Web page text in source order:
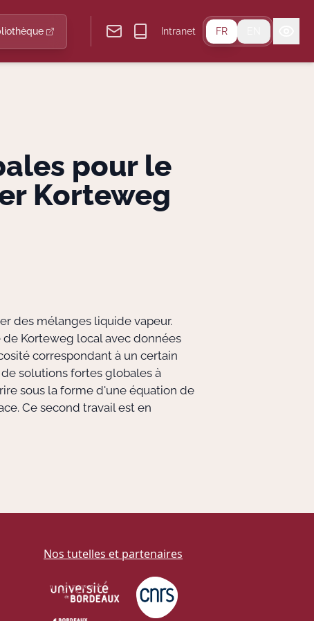
Intranet FR
pour le
Korteweg
des mélanges liquide vapeur.
Korteweg local avec données
correspondant à un certain
solutions fortes globales à
sous la forme d'une équation de
Ce second travail est en
Nos tutelles et partenaires